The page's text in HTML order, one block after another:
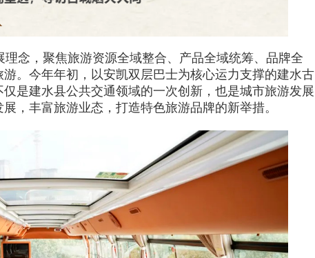
念，聚焦旅游资源全域整合、产品全域统筹、品牌全
。今年年初，以安凯双层巴士为核心运力支撑的建水古
是建水县公共交通领域的一次创新，也是城市旅游发展
，丰富旅游业态，打造特色旅游品牌的新举措。